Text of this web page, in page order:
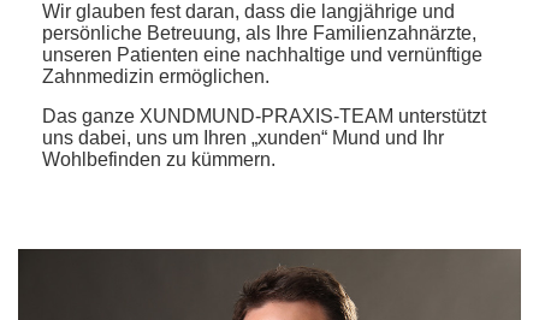
Wir glauben fest daran, dass die langjährige und
persönliche Betreuung, als Ihre Familienzahnärzte,
unseren Patienten eine nachhaltige und vernünftige
Zahnmedizin ermöglichen.
Das ganze XUNDMUND-PRAXIS-TEAM unterstützt
uns dabei, uns um Ihren „xunden“ Mund und Ihr
Wohlbefinden zu kümmern.